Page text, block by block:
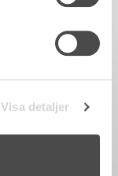
Visa detaljer